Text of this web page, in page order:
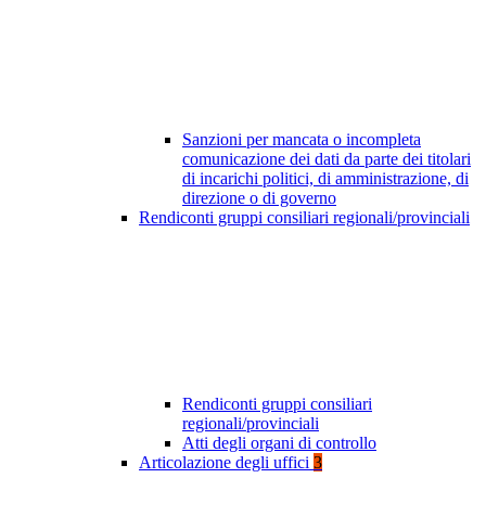
Sanzioni per mancata o incompleta
comunicazione dei dati da parte dei titolari
di incarichi politici, di amministrazione, di
direzione o di governo
Rendiconti gruppi consiliari regionali/provinciali
Rendiconti gruppi consiliari
regionali/provinciali
Atti degli organi di controllo
Articolazione degli uffici 3